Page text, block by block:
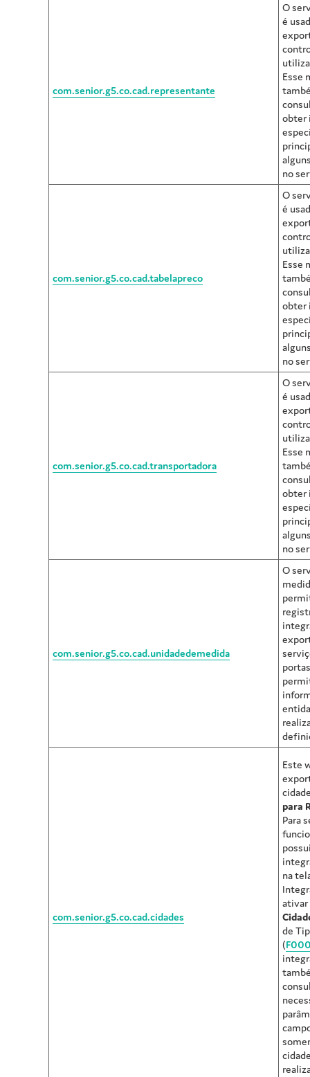
com.senior.g5.co.cad.representante
O
é
Esse
obter
no
com.senior.g5.co.cad.tabelapreco
O
é
Esse
obter
no
com.senior.g5.co.cad.transportadora
O
é
Esse
obter
no
com.senior.g5.co.cad.unidadedemedida
O
com.senior.g5.co.cad.cidades
Este
para
Para
na
ativar
de
(